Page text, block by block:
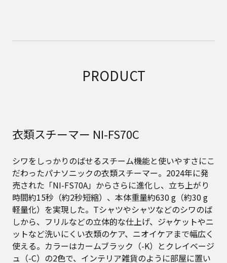
PRODUCT
衣類スチーマー NI-FS70C
シワをしっかりのばせるスチーム機能と使いやすさにこ
だわったパナソニックの衣類スチーマー。2024年に発
売された「NI-FS70A」からさらに進化し、立ち上がり
時間約15秒（約2秒短縮）、本体重量約630 g（約30 g
軽量化）を実現した。Tシャツやシャツなどのシワのば
しから、フリルなどの立体的な仕上げ、ジャケットやニ
ットなど洗いにくい衣類のケア、ニオイケアまで幅広く
使える。カラーはカームブラック（-K）とクレイベージ
ュ（-C）の2色で、インテリア雑貨のように部屋に置い